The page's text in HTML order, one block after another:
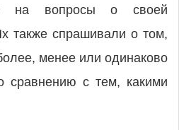
на вопросы о своей
также спрашивали о том,
менее или одинаково
сравнению с тем, какими